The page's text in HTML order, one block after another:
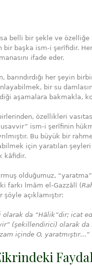
belli bir şekle ve
bir başka ism-i şerîfidir.
ifade eder.
barındırdığı her şeyin
bir su
aşamalara bakmakla,
özellikleri
ism-i şerîfinin
Bu büyük bir
için yaratılan
kâfidir.
olduğumuz,
farkı İmâm el-Gazzâlî (
şöyle açıklamıştır:
da “Hâlik”dir; icat
(şekillendirici) olarak da
içinde O, yaratmıştır…”